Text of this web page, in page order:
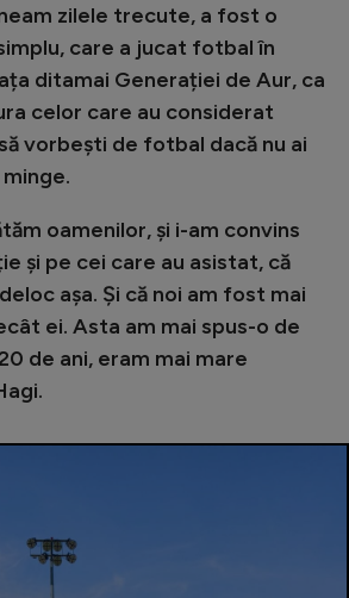
zilele trecute, a fost o
care a jucat fotbal în
ditamai Generației de Aur, ca
celor care au considerat
vorbești de fotbal dacă nu ai
oamenilor, și i-am convins
și pe cei care au asistat, că
așa. Și că noi am fost mai
ei. Asta am mai spus-o de
de ani, eram mai mare